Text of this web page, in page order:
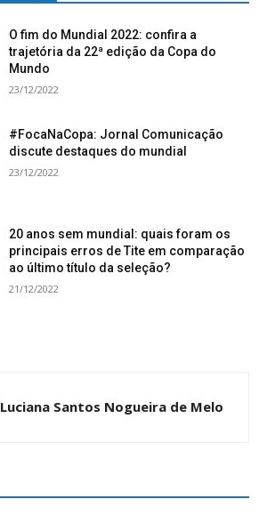
O fim do Mundial 2022: confira a
trajetória da 22ª edição da Copa do
Mundo
23/12/2022
#FocaNaCopa: Jornal Comunicação
discute destaques do mundial
23/12/2022
20 anos sem mundial: quais foram os
principais erros de Tite em comparação
ao último título da seleção?
21/12/2022
Luciana Santos Nogueira de Melo